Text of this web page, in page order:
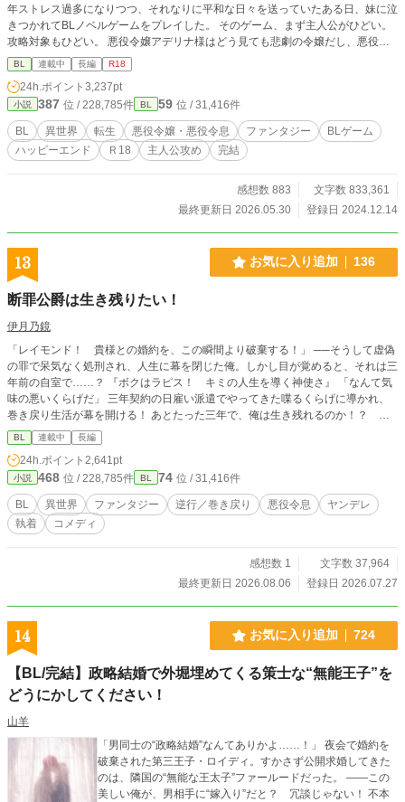
年ストレス過多になりつつ、それなりに平和な日々を送っていたある日、妹に泣
きつかれてBLノベルゲームをプレイした。 そのゲーム、まず主人公がひどい。
攻略対象もひどい。 悪役令嬢アデリナ様はどう見ても悲劇の令嬢だし、悪役令
息リシェルも救いがなさ過ぎる。 「こいつら助けてあげたい……！」 妹と二人
して語り合っていたら、なんとアデリナ様の弟ランハートとして転生すること
に。 ――拝啓 妹よ。我らの望みが叶う時が来た。 俺は必ずやアデリナ様とリ
シェルを悲劇の運命から助け出し、元凶どもを駆逐してみせよう……！
BL 連載中 長編 R18
24h.ポイント 3,237pt
小説 387 位 / 228,785件 BL 59 位 / 31,416件
BL 異世界 転生 悪役令嬢・悪役令息 ファンタジー
BLゲーム
ハッピーエンド
Ｒ18 主人公攻め 完結
感想数 883
文字数 833,361
最終更新日 2026.05.30
登録日 2024.12.14
13 お気に入り追加 136
断罪公爵は生き残りたい！
伊月乃鏡
「レイモンド！ 貴様との婚約を、この瞬間より破棄する！」 ──そうして虚偽
の罪で呆気なく処刑され、人生に幕を閉じた俺。しかし目が覚めると、それは三
年前の自室で……？ 『ボクはラピス！ キミの人生を導く神使さ』 「なんて気
味の悪いくらげだ」 三年契約の日雇い派遣でやってきた喋るくらげに導かれ、
巻き戻り生活が幕を開ける！ あとたった三年で、俺は生き残れるのか！？ 生
き残るために婚約者の王子──レオンを射止め、婚約破棄と断罪フラグをへし折
ろう！ 不思議なクラゲと共に頑張れレイモンド、頑張れ派遣！ 給料いくらな
んだろう！
BL 連載中 長編
24h.ポイント 2,641pt
小説 468 位 / 228,785件 BL 74 位 / 31,416件
BL 異世界 ファンタジー 逆行／巻き戻り 悪役令息
ヤンデレ
執着
コメディ
感想数 1
文字数 37,964
最終更新日 2026.08.06
登録日 2026.07.27
14 お気に入り追加 724
【BL/完結】政略結婚で外堀埋めてくる策士な“無能王子”を
どうにかしてください！
山羊
「男同士の“政略結婚”なんてありかよ……！」 夜会で婚約を
破棄された第三王子・ロイディ。すかさず公開求婚してきた
のは、隣国の“無能な王太子”ファールードだった。 ——この
美しい俺が、男相手に“嫁入り”だと？ 冗談じゃない！ 不本